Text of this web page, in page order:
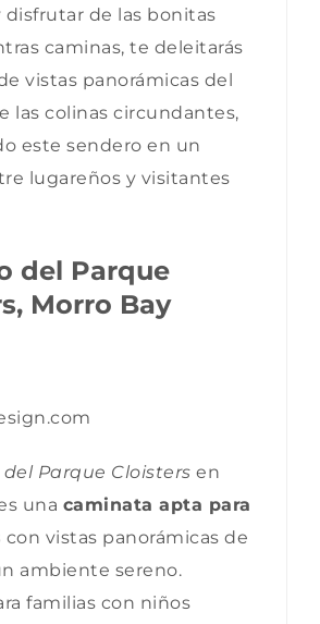
disfrutar de las bonitas
caminas, te deleitarás
vistas panorámicas del
las colinas circundantes,
este sendero en un
lugareños y visitantes
del Parque
Morro Bay
del Parque Cloisters en
una caminata apta para
con vistas panorámicas de
ambiente sereno.
familias con niños